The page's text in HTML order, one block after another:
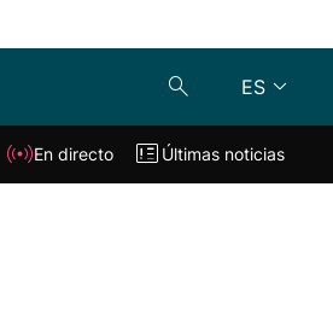
ES
Klisk En directo
En directo Últimas noticias